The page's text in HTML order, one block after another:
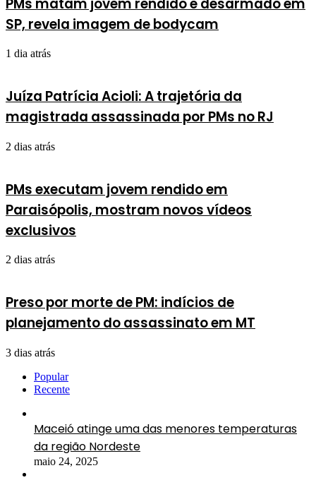
SP, revela imagem de bodycam
1 dia atrás
Juíza Patrícia Acioli: A trajetória da
magistrada assassinada por PMs no RJ
2 dias atrás
PMs executam jovem rendido em
Paraisópolis, mostram novos vídeos
exclusivos
2 dias atrás
Preso por morte de PM: indícios de
planejamento do assassinato em MT
3 dias atrás
Popular
Recente
Maceió atinge uma das menores temperaturas
da região Nordeste
maio 24, 2025